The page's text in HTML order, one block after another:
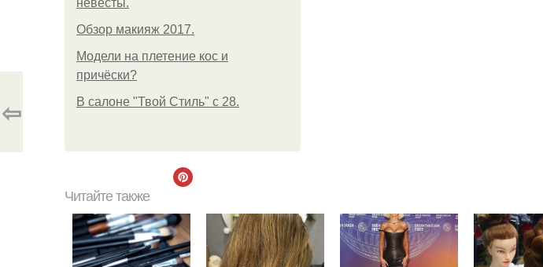
невесты.
Обзор макияж 2017.
Модели на плетение кос и
причёски?
В салоне "Твой Стиль" с 28.
⇦
Читайте также